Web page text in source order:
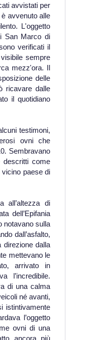
avvistati per
avvenuto alle
L'oggetto
San Marco di
verificati il
sempre
mezz'ora. Il
delle
ricavare dalle
il quotidiano
testimoni,
ovni che
Sembravano
descritti come
paese di
all’altezza di
dell’Epifania
notavano sulla
dall’asfalto,
direzione dalla
mettevano le
arrivato in
l’incredibile.
di una calma
né avanti,
istintivamente
l’oggetto
ovni di una